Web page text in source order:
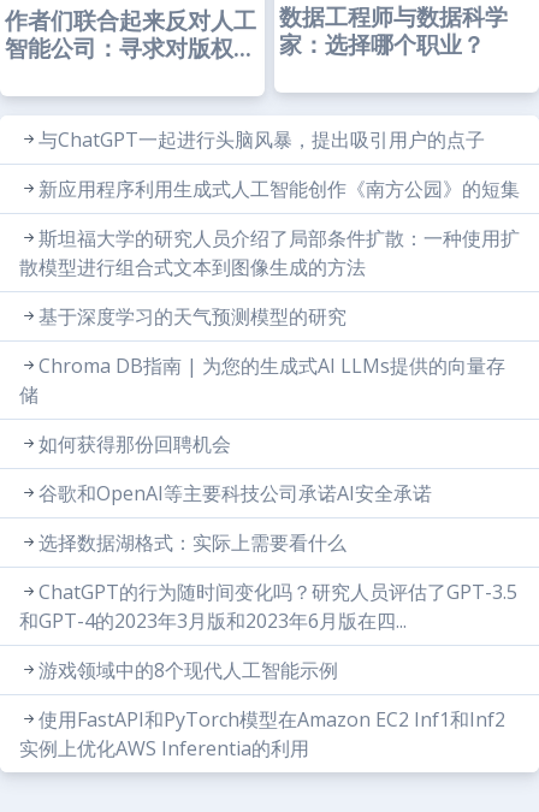
作者们联合起来反对人工
智能公司：寻求对版权...
数据工程师与数据科学
家：选择哪个职业？
与ChatGPT一起进行头脑风暴，提出吸引用户的点子
新应用程序利用生成式人工智能创作《南方公园》的短集
斯坦福大学的研究人员介绍了局部条件扩散：一种使用扩
散模型进行组合式文本到图像生成的方法
基于深度学习的天气预测模型的研究
Chroma DB指南 | 为您的生成式AI LLMs提供的向量存
储
如何获得那份回聘机会
谷歌和OpenAI等主要科技公司承诺AI安全承诺
选择数据湖格式：实际上需要看什么
ChatGPT的行为随时间变化吗？研究人员评估了GPT-3.5
和GPT-4的2023年3月版和2023年6月版在四...
游戏领域中的8个现代人工智能示例
使用FastAPI和PyTorch模型在Amazon EC2 Inf1和Inf2
实例上优化AWS Inferentia的利用